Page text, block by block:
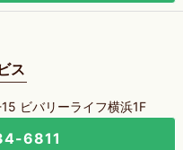
ス
ビバリーライフ横浜1F
6811